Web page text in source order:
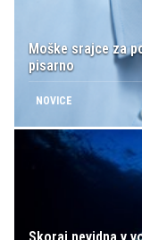
Moške srajce za
pisarno
NOVICE